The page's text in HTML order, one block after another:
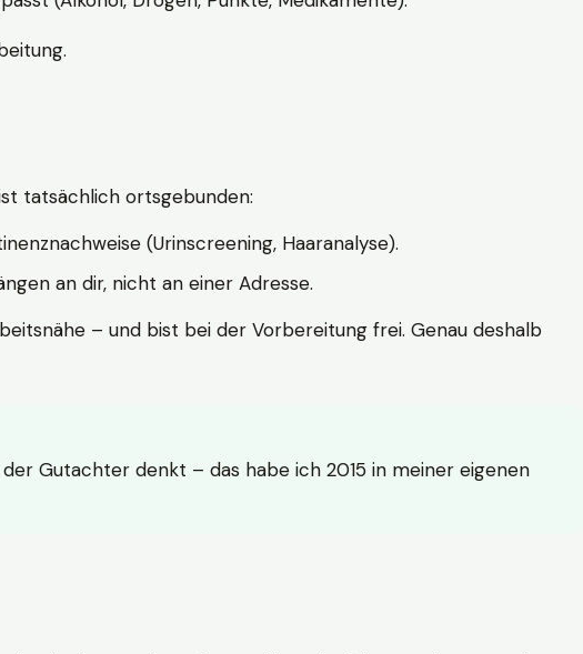
tatsächlich ortsgebunden:
(Urinscreening, Haaranalyse).
an dir, nicht an einer Adresse.
– und bist bei der Vorbereitung frei. Genau deshalb
Gutachter denkt – das habe ich 2015 in meiner eigenen